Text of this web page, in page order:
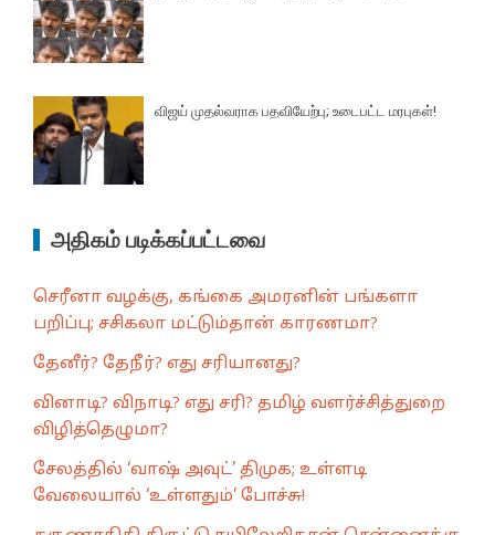
விஜய் முதல்வராக பதவியேற்பு; உடைபட்ட மரபுகள்!
அதிகம் படிக்கப்பட்டவை
செரீனா வழக்கு, கங்கை அமரனின் பங்களா
பறிப்பு; சசிகலா மட்டும்தான் காரணமா?
தேனீர்? தேநீர்? எது சரியானது?
வினாடி? விநாடி? எது சரி? தமிழ் வளர்ச்சித்துறை
விழித்தெழுமா?
சேலத்தில் ‘வாஷ் அவுட்’ திமுக; உள்ளடி
வேலையால் ‘உள்ளதும்’ போச்சு!